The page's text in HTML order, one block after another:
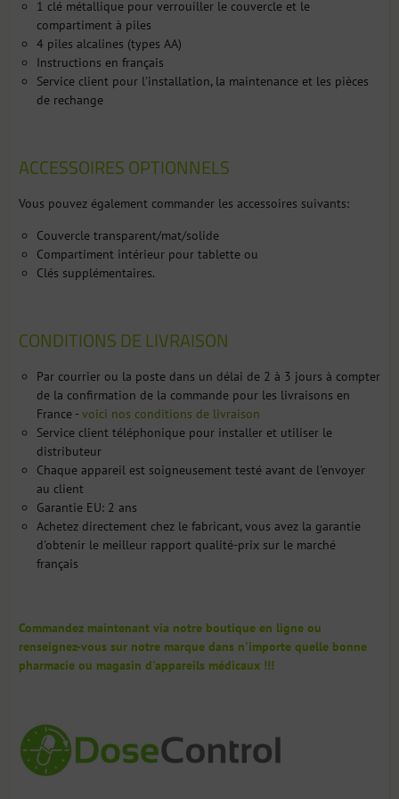
1 clé métallique pour verrouiller le couvercle et le
compartiment à piles
4 piles alcalines (types AA)
Instructions en français
Service client pour l'installation, la maintenance et les pièces
de rechange
ACCESSOIRES OPTIONNELS
Vous pouvez également commander les accessoires suivants:
Couvercle transparent/mat/solide
Compartiment intérieur pour tablette ou
Clés supplémentaires.
CONDITIONS DE LIVRAISON
Par courrier ou la poste dans un délai de 2 à 3 jours à compter
de la confirmation de la commande pour les livraisons en
France - voici nos conditions de livraison
Service client téléphonique pour installer et utiliser le
distributeur
Chaque appareil est soigneusement testé avant de l'envoyer
au client
Garantie EU: 2 ans
Achetez directement chez le fabricant, vous avez la garantie
d'obtenir le meilleur rapport qualité-prix sur le marché
français
Commandez maintenant via notre boutique en ligne ou
renseignez-vous sur notre marque dans n'importe quelle bonne
pharmacie ou magasin d'appareils médicaux !!!